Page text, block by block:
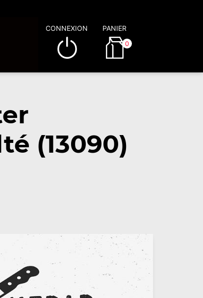
CONNEXION PANIER
0
(13090)